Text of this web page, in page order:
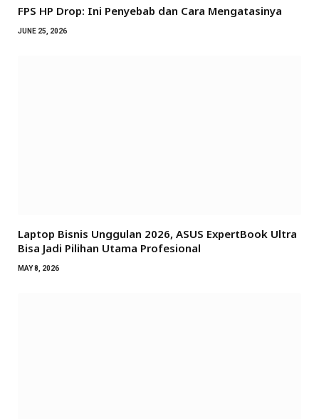
FPS HP Drop: Ini Penyebab dan Cara Mengatasinya
JUNE 25, 2026
Laptop Bisnis Unggulan 2026, ASUS ExpertBook Ultra
Bisa Jadi Pilihan Utama Profesional
MAY 8, 2026